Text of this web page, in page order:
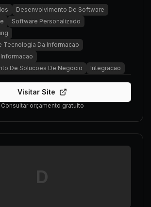
Desenvolvimento De Software
Software Personalizado
Tecnologia Da Informacao
De Solucoes De Negocio
Integracao
Visitar Site
Consultar orçamento gratuito
D